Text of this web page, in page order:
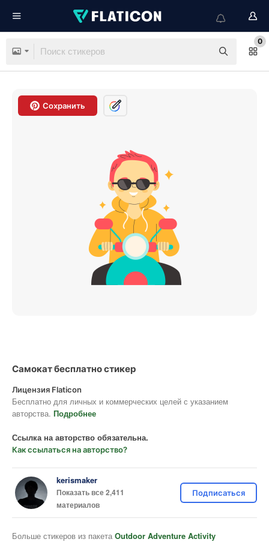
0
Сохранить
Самокат бесплатно стикер
Лицензия Flaticon
Бесплатно для личных и коммерческих целей с указанием
авторства. Подробнее
Ссылка на авторство обязательна.
Как ссылаться на авторство?
kerismaker
Показать все 2,411
материалов
Подписаться
Больше стикеров из пакета Outdoor Adventure Activity